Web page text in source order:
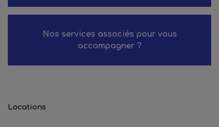
Nos services associés pour vous
accompagner ?
Locations